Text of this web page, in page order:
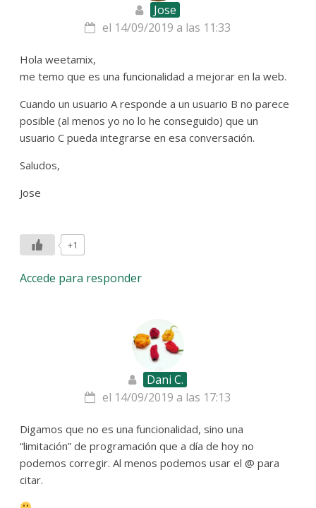
Jose
el 14/09/2019 a las 11:33
Hola weetamix,
me temo que es una funcionalidad a mejorar en la web.
Cuando un usuario A responde a un usuario B no parece
posible (al menos yo no lo he conseguido) que un
usuario C pueda integrarse en esa conversación.
Saludos,
Jose
+1
Accede para responder
Dani C.
el 14/09/2019 a las 17:13
Digamos que no es una funcionalidad, sino una
“limitación” de programación que a día de hoy no
podemos corregir. Al menos podemos usar el @ para
citar.